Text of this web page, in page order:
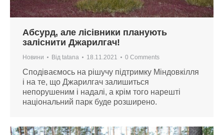
Абсурд, але лісівники планують
заліснити Джарилгач!
Новини Від tatana 18.11.2021 0 Comments
Сподіваємось на рішучу підтримку Міндовкілля
і на те, що Джарилгач залишиться
непорушеним і надалі, а крім того нарешті
національний парк буде розширено.